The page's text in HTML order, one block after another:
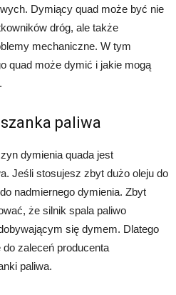
Dymiący quad może być nie
dróg, ale także
mechaniczne. W tym
quad może dymić i jakie mogą
paliwa
dymienia quada jest
Jeśli stosujesz zbyt dużo oleju do
nadmiernego dymienia. Zbyt
że silnik spala paliwo
się dymem. Dlatego
zaleceń producenta
paliwa.